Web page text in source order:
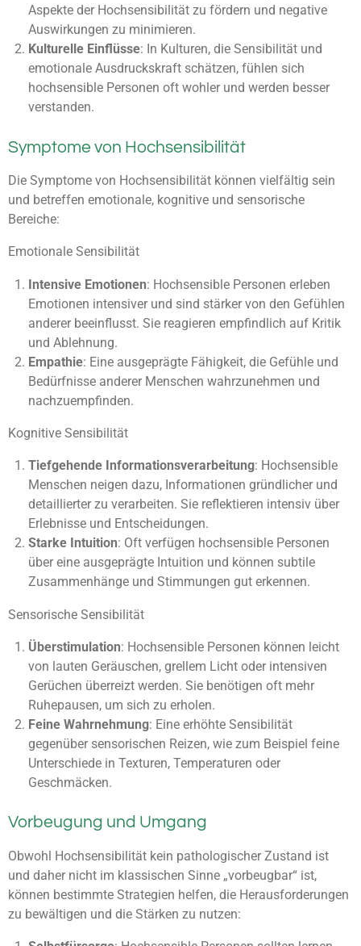
Aspekte der Hochsensibilität zu fördern und negative
Auswirkungen zu minimieren.
Kulturelle Einflüsse: In Kulturen, die Sensibilität und
emotionale Ausdruckskraft schätzen, fühlen sich
hochsensible Personen oft wohler und werden besser
verstanden.
Symptome von Hochsensibilität
Die Symptome von Hochsensibilität können vielfältig sein
und betreffen emotionale, kognitive und sensorische
Bereiche:
Emotionale Sensibilität
Intensive Emotionen: Hochsensible Personen erleben
Emotionen intensiver und sind stärker von den Gefühlen
anderer beeinflusst. Sie reagieren empfindlich auf Kritik
und Ablehnung.
Empathie: Eine ausgeprägte Fähigkeit, die Gefühle und
Bedürfnisse anderer Menschen wahrzunehmen und
nachzuempfinden.
Kognitive Sensibilität
Tiefgehende Informationsverarbeitung: Hochsensible
Menschen neigen dazu, Informationen gründlicher und
detaillierter zu verarbeiten. Sie reflektieren intensiv über
Erlebnisse und Entscheidungen.
Starke Intuition: Oft verfügen hochsensible Personen
über eine ausgeprägte Intuition und können subtile
Zusammenhänge und Stimmungen gut erkennen.
Sensorische Sensibilität
Überstimulation: Hochsensible Personen können leicht
von lauten Geräuschen, grellem Licht oder intensiven
Gerüchen überreizt werden. Sie benötigen oft mehr
Ruhepausen, um sich zu erholen.
Feine Wahrnehmung: Eine erhöhte Sensibilität
gegenüber sensorischen Reizen, wie zum Beispiel feine
Unterschiede in Texturen, Temperaturen oder
Geschmäcken.
Vorbeugung und Umgang
Obwohl Hochsensibilität kein pathologischer Zustand ist
und daher nicht im klassischen Sinne „vorbeugbar“ ist,
können bestimmte Strategien helfen, die Herausforderungen
zu bewältigen und die Stärken zu nutzen: